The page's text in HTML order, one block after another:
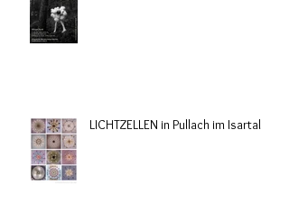
LICHTZELLEN in Pullach im Isartal